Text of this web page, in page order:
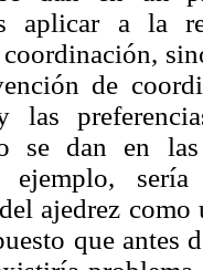
aplicar a la
de
las
se dan en las
ejemplo,
ajedrez
que antes